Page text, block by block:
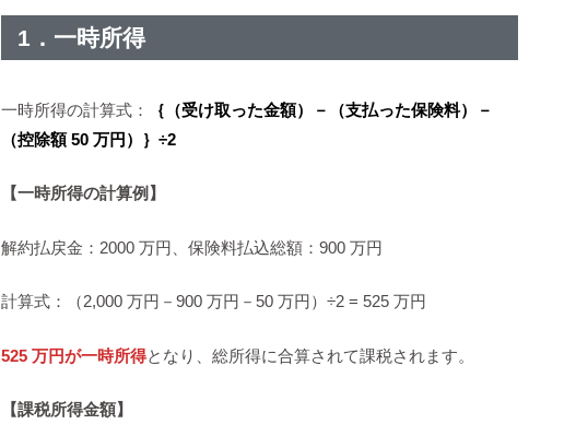
1．一時所得
一時所得の計算式：
｛（受け取った金額）－（支払った保険料）－
（控除額 50 万円）｝÷2
【一時所得の計算例】
解約払戻金：2000 万円、保険料払込総額：900 万円
計算式：（2,000 万円－900 万円－50 万円）÷2 = 525 万円
525 万円が一時所得となり、総所得に合算されて課税されます。
【課税所得金額】